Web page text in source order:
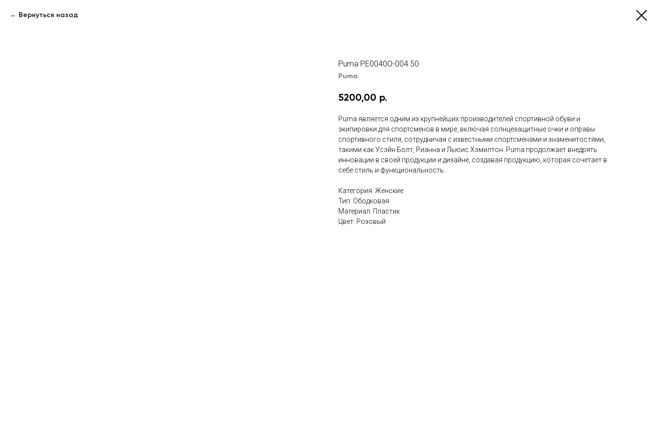
Вернуться назад
Puma PE0040O-004 50
Puma
5200,00 р.
Puma является одним из крупнейших производителей спортивной обуви и
экипировки для спортсменов в мире, включая солнцезащитные очки и оправы
спортивного стиля, сотрудничая с известными спортсменами и знаменитостями,
такими как Усэйн Болт, Рианна и Льюис Хэмилтон. Puma продолжает внедрять
инновации в своей продукции и дизайне, создавая продукцию, которая сочетает в
себе стиль и функциональность.
Категория: Женские
Тип: Ободковая
Материал: Пластик
Цвет: Розовый